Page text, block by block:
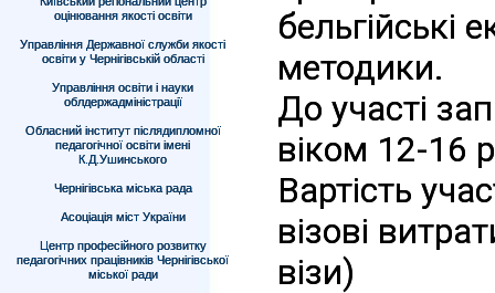
оцінювання якості освіти
Управління Державної служби якості
освіти у Чернігівській області
Управління освіти і науки
облдержадміністрації
Обласний інститут післядипломної
педагогічної освіти імені
К.Д.Ушинського
Чернігівська міська рада
Асоціація міст України
Центр професійного розвитку
педагогічних працівників Чернігівської
міської ради
бельгійські
методики.
До участі
віком 12-16
Вартість
візові
візи)